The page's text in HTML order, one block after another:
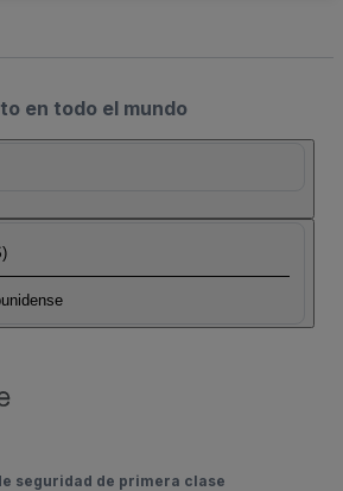
en todo el mundo
seguridad de primera clase